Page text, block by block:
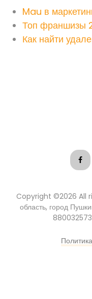
Mau в
Топ франшизы
Как найти
Copyright ©2026 All
область, город